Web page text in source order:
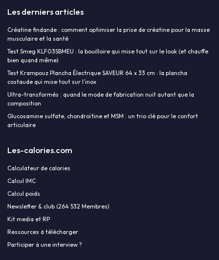
Les derniers articles
Créatine findande : comment optimiser la prise de créatine pour la masse
musculaire et la santé
Test Smeg KLF03SBMEU : la bouilloire qui mise tout sur le look (et chauffe
bien quand même)
Test Krampouz Plancha Électrique SAVEUR 64 x 33 cm : la plancha
costaude qui mise tout sur l’inox
Ultra-transformés : quand le mode de fabrication nuit autant que la
composition
Glucosamine sulfate, chondroïtine et MSM : un trio clé pour le confort
articulaire
Les-calories.com
Calculateur de calories
Calcul IMC
Calcul poids
Newsletter & club (264 532 Membres)
Kit media et RP
Ressources à télécharger
Participer à une interview ?